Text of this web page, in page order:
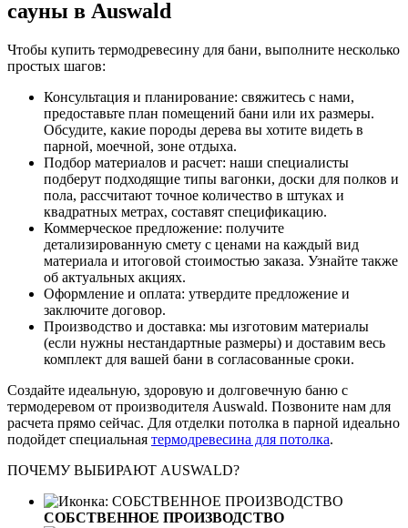
сауны в Auswald
Чтобы купить термодревесину для бани, выполните несколько
простых шагов:
Консультация и планирование: свяжитесь с нами,
предоставьте план помещений бани или их размеры.
Обсудите, какие породы дерева вы хотите видеть в
парной, моечной, зоне отдыха.
Подбор материалов и расчет: наши специалисты
подберут подходящие типы вагонки, доски для полков и
пола, рассчитают точное количество в штуках и
квадратных метрах, составят спецификацию.
Коммерческое предложение: получите
детализированную смету с ценами на каждый вид
материала и итоговой стоимостью заказа. Узнайте также
об актуальных акциях.
Оформление и оплата: утвердите предложение и
заключите договор.
Производство и доставка: мы изготовим материалы
(если нужны нестандартные размеры) и доставим весь
комплект для вашей бани в согласованные сроки.
Создайте идеальную, здоровую и долговечную баню с
термодеревом от производителя Auswald. Позвоните нам для
расчета прямо сейчас. Для отделки потолка в парной идеально
подойдет специальная термодревесина для потолка.
ПОЧЕМУ ВЫБИРАЮТ AUSWALD?
СОБСТВЕННОЕ ПРОИЗВОДСТВО